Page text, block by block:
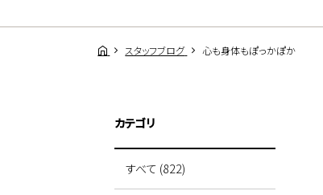
スタッフブログ 心も身体もぽっかぽか
カテゴリ
すべて (822)